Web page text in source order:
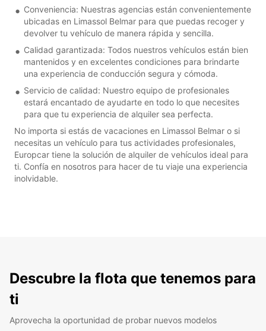
Conveniencia: Nuestras agencias están convenientemente
ubicadas en Limassol Belmar para que puedas recoger y
devolver tu vehículo de manera rápida y sencilla.
Calidad garantizada: Todos nuestros vehículos están bien
mantenidos y en excelentes condiciones para brindarte
una experiencia de conducción segura y cómoda.
Servicio de calidad: Nuestro equipo de profesionales
estará encantado de ayudarte en todo lo que necesites
para que tu experiencia de alquiler sea perfecta.
No importa si estás de vacaciones en Limassol Belmar o si
necesitas un vehículo para tus actividades profesionales,
Europcar tiene la solución de alquiler de vehículos ideal para
ti. Confía en nosotros para hacer de tu viaje una experiencia
inolvidable.
Descubre la flota que tenemos para
ti
Aprovecha la oportunidad de probar nuevos modelos